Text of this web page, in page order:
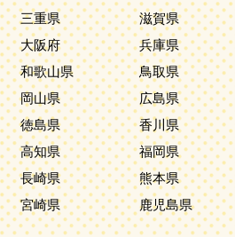
三重県
滋賀県
大阪府
兵庫県
和歌山県
鳥取県
岡山県
広島県
徳島県
香川県
高知県
福岡県
長崎県
熊本県
宮崎県
鹿児島県